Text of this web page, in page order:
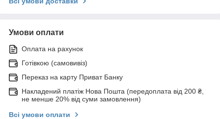
Умови оплати
Оплата на рахунок
Готівкою (самовивіз)
Переказ на карту Приват Банку
Накладений платіж Нова Пошта (передоплата від 200 ₴,
не менше 20% від суми замовлення)
Всі умови оплати